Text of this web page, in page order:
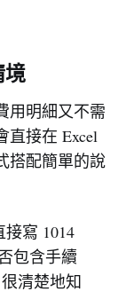
境
用明細又不需
直接在 Excel
搭配簡單的說
寫 1014
包含手續
很清楚地知